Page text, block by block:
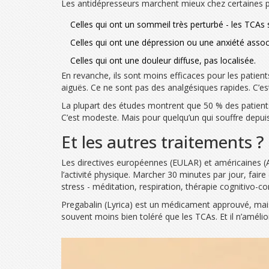
Les antidépresseurs marchent mieux chez certaines
Celles qui ont un sommeil très perturbé - les
Celles qui ont une dépression ou une anxiété
Celles qui ont une douleur diffuse, pas localisée.
En revanche, ils sont moins efficaces pour les
aiguës. Ce ne sont pas des analgésiques rapides.
La plupart des études montrent que 50 % des
C’est modeste. Mais pour quelqu’un qui souffre
Et les autres traitements ?
Les directives européennes (EULAR) et américaines
l’activité physique. Marcher 30 minutes par jour,
stress - méditation, respiration, thérapie cognitivo-
Pregabalin (Lyrica) est un médicament approuvé,
souvent moins bien toléré que les TCAs. Et il